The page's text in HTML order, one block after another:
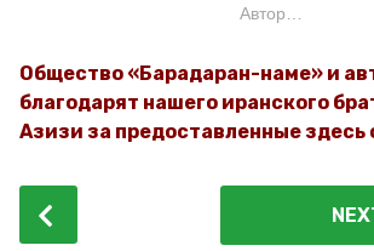
Автор…
Общество «Барадаран-наме» и
благодарят нашего иранского
Азизи за предоставленные
o